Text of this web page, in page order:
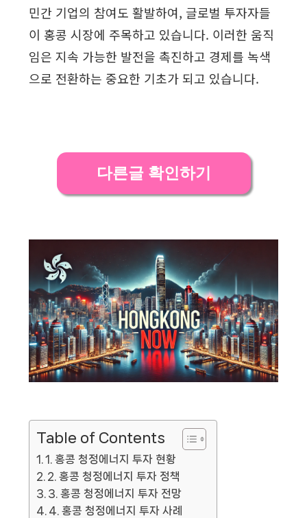
민간 기업의 참여도 활발하여, 글로벌 투자자들
이 홍콩 시장에 주목하고 있습니다. 이러한 움직
임은 지속 가능한 발전을 촉진하고 경제를 녹색
으로 전환하는 중요한 기초가 되고 있습니다.
다른글 확인하기
Table of Contents
1. 홍콩 청정에너지 투자 현황
2. 홍콩 청정에너지 투자 정책
3. 홍콩 청정에너지 투자 전망
4. 홍콩 청정에너지 투자 사례